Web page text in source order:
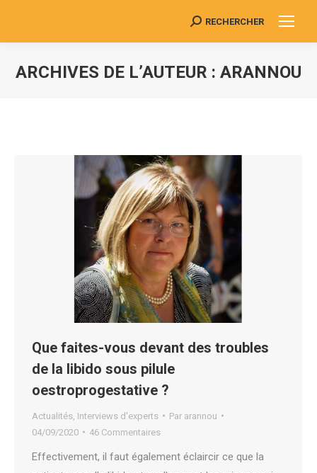
Search:
RECHERCHER
ARCHIVES DE L’AUTEUR : ARANNOU
Que faites-vous devant des troubles
de la libido sous pilule
oestroprogestative ?
Actualités Interviews d'experts Par arannou
04/09/2020
46 Commentaires
Effectivement, il faut également éclaircir ce que la